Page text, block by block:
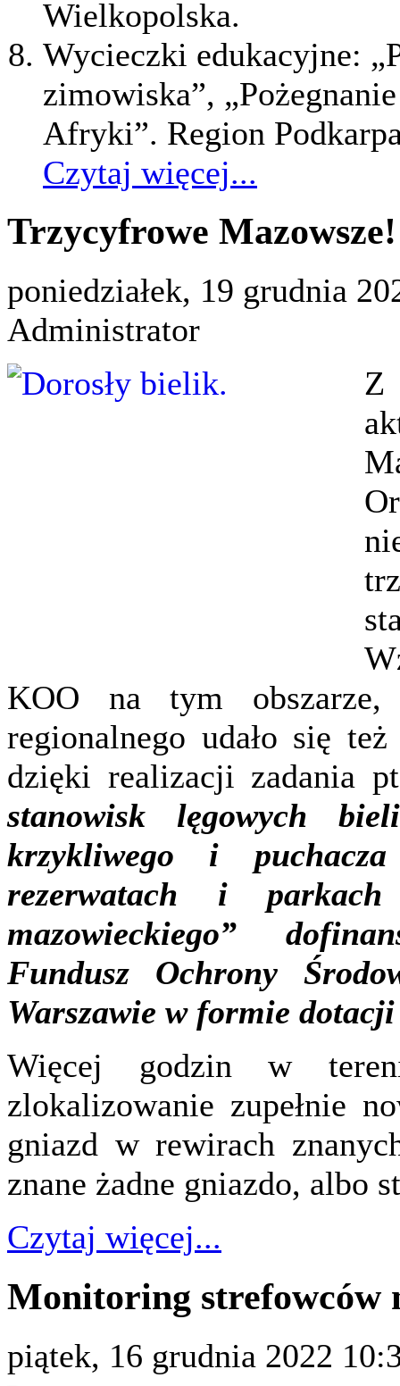
Wielkopolska.
Wycieczki edukacyjne:
zimowiska”,
Afryki”. Region
Czytaj więcej...
Trzycyfrowe Mazowsze!
poniedziałek, 19 grudnia
Administrator
Z
KOO na tym obszarze,
regionalnego udało się
dzięki realizacji zadania
stanowisk lęgowych
krzykliwego i
rezerwatach i parkach
mazowieckiego”
Fundusz Ochrony
Warszawie w formie dotacji
Więcej godzin w
zlokalizowanie zupełnie
gniazd w rewirach
znane żadne gniazdo, albo
Czytaj więcej...
Monitoring strefowców
piątek, 16 grudnia 2022